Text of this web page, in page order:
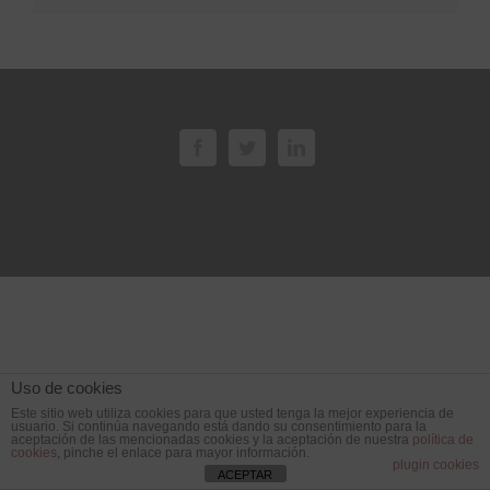
Uso de cookies
Este sitio web utiliza cookies para que usted tenga la mejor experiencia de
usuario. Si continúa navegando está dando su consentimiento para la
aceptación de las mencionadas cookies y la aceptación de nuestra política de
cookies, pinche el enlace para mayor información.
plugin cookies
ACEPTAR